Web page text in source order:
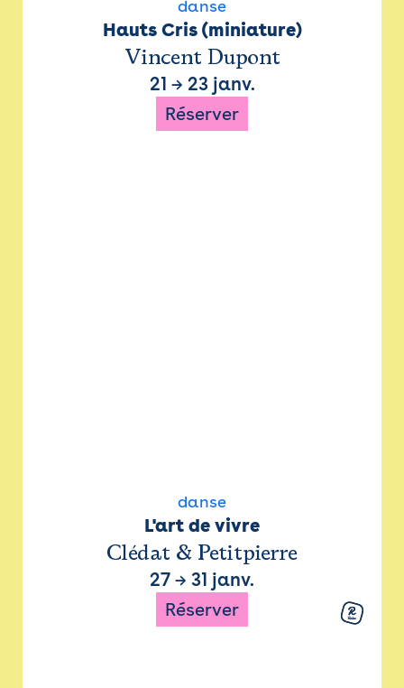
danse
Hauts Cris (miniature)
Vincent Dupont
21 → 23 janv.
Réserver
danse
L'art de vivre
Clédat & Petitpierre
27 → 31 janv.
Réserver